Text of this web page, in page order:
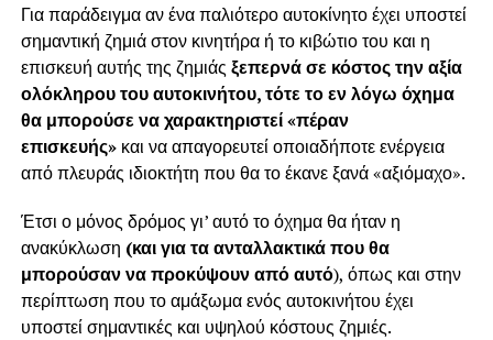
Για παράδειγμα αν ένα παλιότερο αυτοκίνητο έχει υποστεί
σημαντική ζημιά στον κινητήρα ή το κιβώτιο του και η
επισκευή αυτής της ζημιάς ξεπερνά σε κόστος την αξία
ολόκληρου του αυτοκινήτου, τότε το εν λόγω όχημα
θα μπορούσε να χαρακτηριστεί «πέραν
επισκευής» και να απαγορευτεί οποιαδήποτε ενέργεια
από πλευράς ιδιοκτήτη που θα το έκανε ξανά «αξιόμαχο».
Έτσι ο μόνος δρόμος γι’ αυτό το όχημα θα ήταν η
ανακύκλωση (και για τα ανταλλακτικά που θα
μπορούσαν να προκύψουν από αυτό), όπως και στην
περίπτωση που το αμάξωμα ενός αυτοκινήτου έχει
υποστεί σημαντικές και υψηλού κόστους ζημιές.